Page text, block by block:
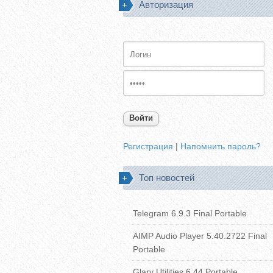
Авторизация
Войти
Регистрация | Напомнить пароль?
Топ новостей
Telegram 6.9.3 Final Portable
AIMP Audio Player 5.40.2722 Final
Portable